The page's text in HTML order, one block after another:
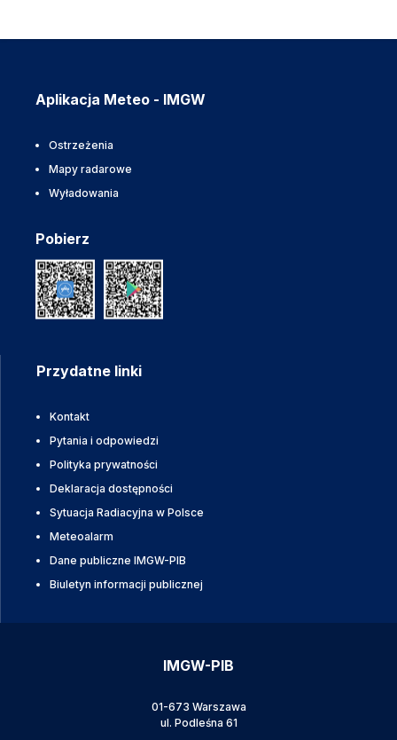
Aplikacja Meteo - IMGW
Ostrzeżenia
Mapy radarowe
Wyładowania
Pobierz
Przydatne linki
Kontakt
Pytania i odpowiedzi
Polityka prywatności
Deklaracja dostępności
Sytuacja Radiacyjna w Polsce
Meteoalarm
Dane publiczne IMGW-PIB
Biuletyn informacji publicznej
IMGW-PIB
01-673 Warszawa
ul. Podleśna 61